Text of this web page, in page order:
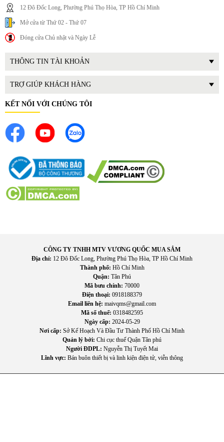
12 Đô Đốc Long, Phường Phú Thọ Hòa, TP Hồ Chí Minh
Mở cửa từ Thứ 02 - Thứ 07
Đóng cửa Chủ nhật và Ngày Lễ
THÔNG TIN TÀI KHOẢN
TRỢ GIÚP KHÁCH HÀNG
KẾT NỐI VỚI CHÚNG TÔI
CÔNG TY TNHH MTV VƯƠNG QUỐC MUA SẮM
Địa chỉ: 12 Đô Đốc Long, Phường Phú Thọ Hòa, TP Hồ Chí Minh
Thành phố: Hồ Chí Minh
Quận: Tân Phú
Mã bưu chính: 70000
Điện thoại: 0918188379
Email liên hệ: maivqms@gmail.com
Mã số thuế: 0318482595
Ngày cấp: 2024-05-29
Nơi cấp: Sở Kế Hoạch Và Đầu Tư Thành Phố Hồ Chí Minh
Quản lý bởi: Chi cục thuế Quận Tân phú
Người ĐDPL: Nguyễn Thị Tuyết Mai
Lĩnh vực: Bán buôn thiết bị và linh kiện điện tử, viễn thông